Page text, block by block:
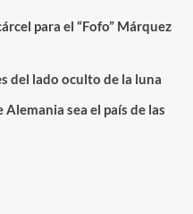
para el “Fofo” Márquez
del lado oculto de la luna
sea el país de las